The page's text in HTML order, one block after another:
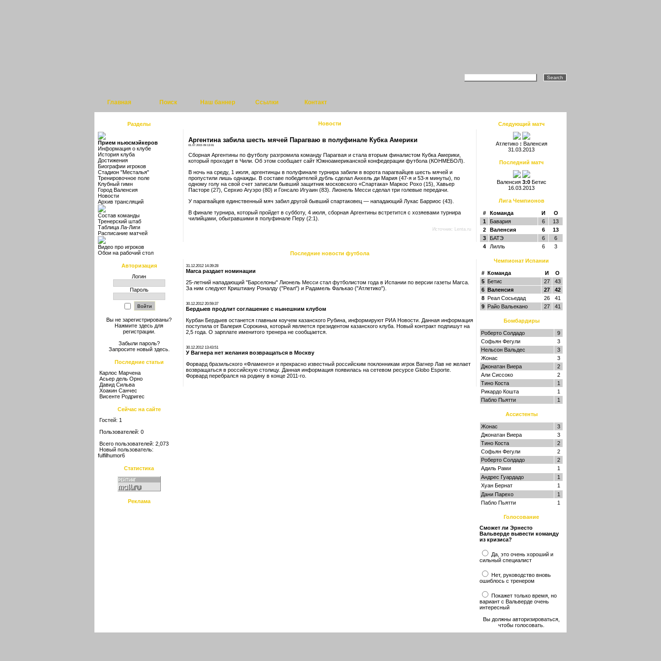
Главная Поиск Наш баннер Ссылки Контакт
Разделы
Прием ньюсмэйкеров
Информация о клубе
История клуба
Достижения
Биографии игроков
Стадион "Месталья"
Тренировочное поле
Клубный гимн
Город Валенсия
Новости
Архив трансляций
Состав команды
Тренерский штаб
Таблица Ла-Лиги
Расписание матчей
Видео про игроков
Обои на рабочий стол
Авторизация
Логин
Пароль
Вы не зарегистрированы?
Нажмите здесь для
регистрации.
Забыли пароль?
Запросите новый здесь.
Последние статьи
Карлос Марчена
Асьер дель Орно
Давид Сильва
Хоакин Санчес
Висенте Родригес
Сейчас на сайте
Гостей: 1
Пользователей: 0
Всего пользователей: 2,073
Новый пользователь:
fulfilhumor6
Статистика
Реклама
Новости
Аргентина забила шесть мячей Парагваю в полуфинале Кубка Америки
01.07.2015 09:13:01
Сборная Аргентины по футболу разгромила команду Парагвая и стала вторым финалистом Кубка Америки,
который проходит в Чили. Об этом сообщает сайт Южноамериканской конфедерации футбола (КОНМЕБОЛ).
В ночь на среду, 1 июля, аргентинцы в полуфинале турнира забили в ворота парагвайцев шесть мячей и
пропустили лишь однажды. В составе победителей дубль сделал Анхель ди Мария (47-я и 53-я минуты), по
одному голу на свой счет записали бывший защитник московского «Спартака» Маркос Рохо (15), Хавьер
Пасторе (27), Серхио Агуэро (80) и Гонсало Игуаин (83). Лионель Месси сделал три голевые передачи.
У парагвайцев единственный мяч забил другой бывший спартаковец — нападающий Лукас Барриос (43).
В финале турнира, который пройдет в субботу, 4 июля, сборная Аргентины встретится с хозяевами турнира
чилийцами, обыгравшими в полуфинале Перу (2:1).
Источник: Lenta.ru
Последние новости футбола
31.12.2012 14:39:28
Marca раздает номинации
25-летний нападающий "Барселоны" Лионель Месси стал футболистом года в Испании по версии газеты Marca.
За ним следуют Криштиану Роналду ("Реал") и Радамель Фалькао ("Атлетико").
30.12.2012 20:59:37
Бердыев продлит соглашение с нынешним клубом
Курбан Бердыев останется главным коучем казанского Рубина, информируют РИА Новости. Данная информация
поступила от Валерия Сорокина, который является президентом казанского клуба. Новый контракт подпишут на
2,5 года. О зарплате именитого тренера не сообщается.
30.12.2012 13:43:51
У Вагнера нет желания возвращаться в Москву
Форвард бразильского «Фламенго» и прекрасно известный российским поклонникам игрок Вагнер Лав не желает
возвращаться в российскую столицу. Данная информация появилась на сетевом ресурсе Globo Esporte.
Форвард перебрался на родину в конце 2011-го.
Следующий матч
Атлетико: Валенсия
31.03.2013
Последний матч
Валенсия3:0 Бетис
16.03.2013
Лига Чемпионов
# Команда И
О
1
Бавария 6
13
2
Валенсия 6
13
3
БАТЭ 6
6
4
Лилль 6 3
Чемпионат Испании
# Команда И
О
5 Бетис 27
43
6 Валенсия 27
42
8 Реал Сосьедад 26
41
9 Райо Вальекано 27 41
Бомбардиры
Роберто Солдадо
9
Софьян Фегули
3
Нельсон Вальдес
3
Жонас
3
Джонатан Виера
2
Али Сиссоко
2
Тино Коста
1
Рикардо Кошта
1
Пабло Пьятти
1
Ассистенты
Жонас
3
Джонатан Виера
3
Тино Коста
2
Софьян Фегули
2
Роберто Солдадо
2
Адиль Рами
1
Андрес Гуардадо
1
Хуан Бернат
1
Дани Парехо
1
Пабло Пьятти
1
Голосование
Сможет ли Эрнесто
Вальверде вывести команду
из кризиса?
Да, это очень хороший и
сильный специалист
Нет, руководство вновь
ошиблось с тренером
Покажет только время, но
вариант с Вальверде очень
интересный
Вы должны авторизироваться,
чтобы голосовать.